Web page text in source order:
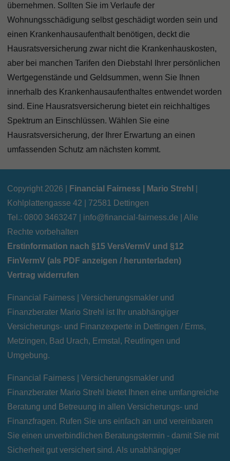
übernehmen. Sollten Sie im Verlaufe der
Wohnungsschädigung selbst geschädigt worden sein und
einen Krankenhausaufenthalt benötigen, deckt die
Hausratsversicherung zwar nicht die Krankenhauskosten,
aber bei manchen Tarifen den Diebstahl Ihrer persönlichen
Wertgegenstände und Geldsummen, wenn Sie Ihnen
innerhalb des Krankenhausaufenthaltes entwendet worden
sind. Eine Hausratsversicherung bietet ein reichhaltiges
Spektrum an Einschlüssen. Wählen Sie eine
Hausratsversicherung, der Ihrer Erwartung an einen
umfassenden Schutz am nächsten kommt.
Copyright 2026 | Financial Fairness | Mario Strehl
Kohlplattengasse 42 | 72581 Dettingen
Tel.: 0800 3463247 | info@financial-fairness.de | Alle
Rechte vorbehalten
Erstinformation nach §15 VersVermV und §12
FinVermV (als PDF anzeigen / herunterladen)
Vertrag widerrufen
Financial Fairness | Versicherungsmakler und
Finanzberater Mario Strehl ist Ihr unabhängiger
Versicherungs- und Finanzexperte in Dettingen / Erms,
Metzingen, Bad Urach, Ermstal, Reutlingen und
Umgebung.
Financial Fairness | Versicherungsmakler und
Finanzberater Mario Strehl bietet Ihnen eine umfangreiche
Beratung und Betreuung in allen Versicherungs- und
Finanzfragen. Rufen Sie uns einfach an und vereinbaren
Sie einen unverbindlichen Beratungstermin - damit Sie mit
Sicherheit gut versichert sind. Als unabhängiger